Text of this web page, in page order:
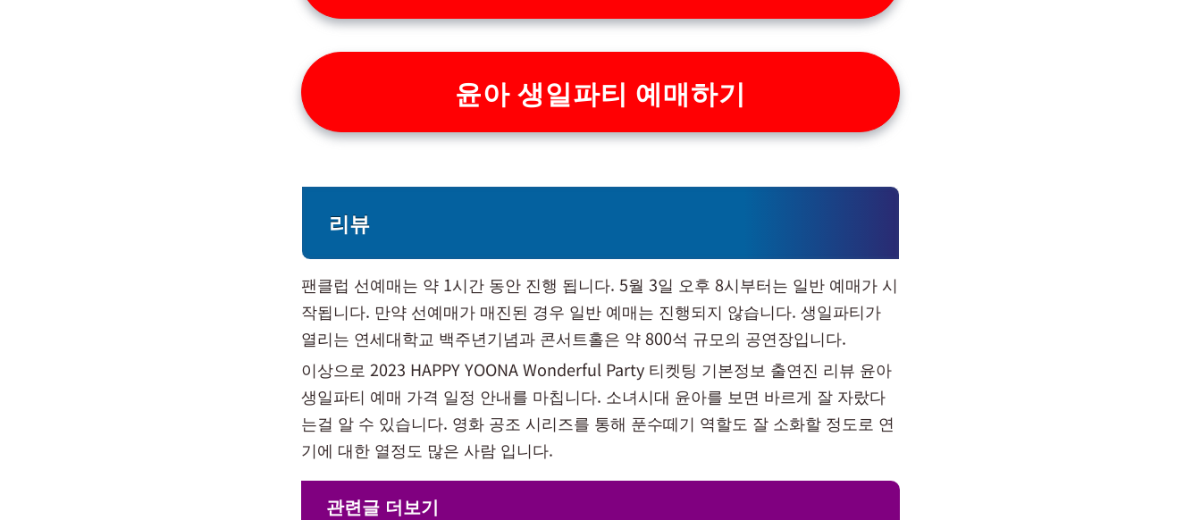
윤아 생일파티 예매하기
리뷰
팬클럽 선예매는 약 1시간 동안 진행 됩니다. 5월 3일 오후 8시부터는 일반 예매가 시
작됩니다. 만약 선예매가 매진된 경우 일반 예매는 진행되지 않습니다. 생일파티가
열리는 연세대학교 백주년기념과 콘서트홀은 약 800석 규모의 공연장입니다.
이상으로 2023 HAPPY YOONA Wonderful Party 티켓팅 기본정보 출연진 리뷰 윤아
생일파티 예매 가격 일정 안내를 마칩니다. 소녀시대 윤아를 보면 바르게 잘 자랐다
는걸 알 수 있습니다. 영화 공조 시리즈를 통해 푼수떼기 역할도 잘 소화할 정도로 연
기에 대한 열정도 많은 사람 입니다.
관련글 더보기